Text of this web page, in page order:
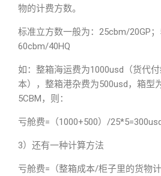
物的计费方数。
标准立方数一般为：25cbm/20GP；
60cbm/40HQ
如：整箱海运费为1000usd（货代
本），整箱港杂费为500usd，箱型
5CBM，则：
亏舱费=（1000+500）/25*5=300usd
3）还有一种计算方法
亏舱费=（整箱成本/柜子里的货物